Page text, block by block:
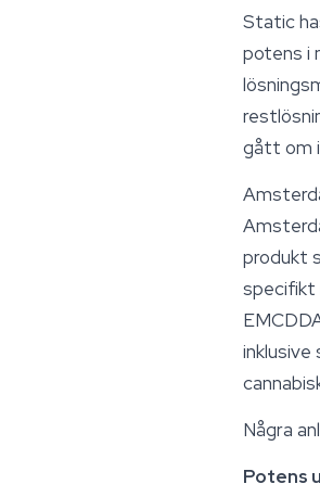
Static
potens i
gått om
produkt
specifikt
Några
Potens